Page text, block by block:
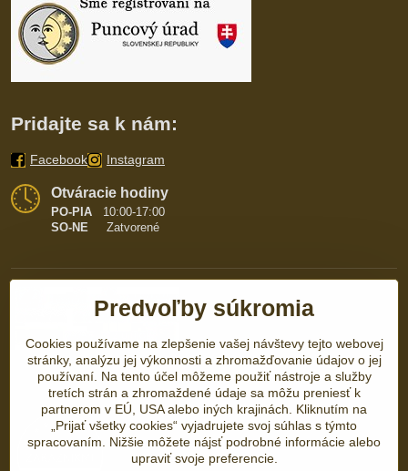
Pridajte sa k nám:
Facebook Instagram
Otváracie hodiny
PO-PIA
10:00-17:00
SO-NE Zatvorené
Predvoľby súkromia
Cookies používame na zlepšenie vašej návštevy tejto webovej
stránky, analýzu jej výkonnosti a zhromažďovanie údajov o jej
používaní. Na tento účel môžeme použiť nástroje a služby
tretích strán a zhromaždené údaje sa môžu preniesť k
partnerom v EÚ, USA alebo iných krajinách. Kliknutím na
„Prijať všetky cookies“ vyjadrujete svoj súhlas s týmto
spracovaním. Nižšie môžete nájsť podrobné informácie alebo
upraviť svoje preferencie.